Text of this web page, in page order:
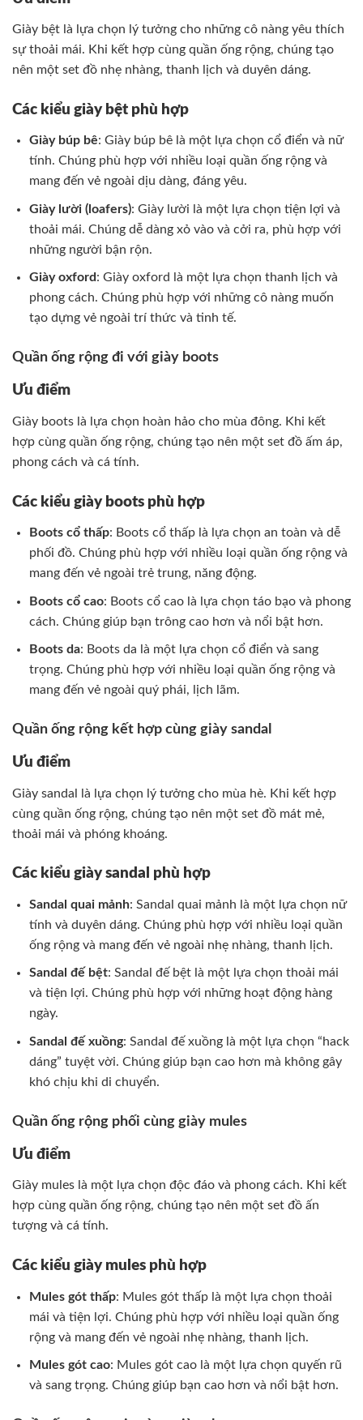
Giày bệt là lựa chọn lý tưởng cho những cô nàng yêu thích
sự thoải mái. Khi kết hợp cùng quần ống rộng, chúng tạo
nên một set đồ nhẹ nhàng, thanh lịch và duyên dáng.
Các kiểu giày bệt phù hợp
Giày búp bê: Giày búp bê là một lựa chọn cổ điển và nữ
tính. Chúng phù hợp với nhiều loại quần ống rộng và
mang đến vẻ ngoài dịu dàng, đáng yêu.
Giày lười (loafers): Giày lười là một lựa chọn tiện lợi và
thoải mái. Chúng dễ dàng xỏ vào và cởi ra, phù hợp với
những người bận rộn.
Giày oxford: Giày oxford là một lựa chọn thanh lịch và
phong cách. Chúng phù hợp với những cô nàng muốn
tạo dựng vẻ ngoài trí thức và tinh tế.
Quần ống rộng đi với giày boots
Ưu điểm
Giày boots là lựa chọn hoàn hảo cho mùa đông. Khi kết
hợp cùng quần ống rộng, chúng tạo nên một set đồ ấm áp,
phong cách và cá tính.
Các kiểu giày boots phù hợp
Boots cổ thấp: Boots cổ thấp là lựa chọn an toàn và dễ
phối đồ. Chúng phù hợp với nhiều loại quần ống rộng và
mang đến vẻ ngoài trẻ trung, năng động.
Boots cổ cao: Boots cổ cao là lựa chọn táo bạo và phong
cách. Chúng giúp bạn trông cao hơn và nổi bật hơn.
Boots da: Boots da là một lựa chọn cổ điển và sang
trọng. Chúng phù hợp với nhiều loại quần ống rộng và
mang đến vẻ ngoài quý phái, lịch lãm.
Quần ống rộng kết hợp cùng giày sandal
Ưu điểm
Giày sandal là lựa chọn lý tưởng cho mùa hè. Khi kết hợp
cùng quần ống rộng, chúng tạo nên một set đồ mát mẻ,
thoải mái và phóng khoáng.
Các kiểu giày sandal phù hợp
Sandal quai mảnh: Sandal quai mảnh là một lựa chọn nữ
tính và duyên dáng. Chúng phù hợp với nhiều loại quần
ống rộng và mang đến vẻ ngoài nhẹ nhàng, thanh lịch.
Sandal đế bệt: Sandal đế bệt là một lựa chọn thoải mái
và tiện lợi. Chúng phù hợp với những hoạt động hàng
ngày.
Sandal đế xuồng: Sandal đế xuồng là một lựa chọn “hack
dáng” tuyệt vời. Chúng giúp bạn cao hơn mà không gây
khó chịu khi di chuyển.
Quần ống rộng phối cùng giày mules
Ưu điểm
Giày mules là một lựa chọn độc đáo và phong cách. Khi kết
hợp cùng quần ống rộng, chúng tạo nên một set đồ ấn
tượng và cá tính.
Các kiểu giày mules phù hợp
Mules gót thấp: Mules gót thấp là một lựa chọn thoải
mái và tiện lợi. Chúng phù hợp với nhiều loại quần ống
rộng và mang đến vẻ ngoài nhẹ nhàng, thanh lịch.
Mules gót cao: Mules gót cao là một lựa chọn quyến rũ
và sang trọng. Chúng giúp bạn cao hơn và nổi bật hơn.